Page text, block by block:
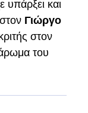
υπάρξει και
Γιώργο
στον
του